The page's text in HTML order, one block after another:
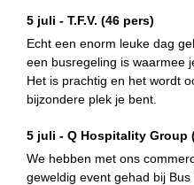
5 juli - T.F.V. (46 pers)
Echt een enorm leuke dag
een busregeling is waarmee
Het is prachtig en het wordt
bijzondere plek je bent.
5 juli - Q Hospitality Group
We hebben met ons
geweldig event gehad bij